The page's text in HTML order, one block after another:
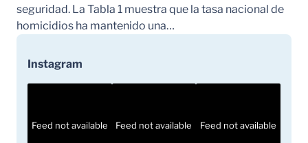
seguridad. La Tabla 1 muestra que la tasa nacional de
homicidios ha mantenido una…
Instagram
Feed not available Feed not available Feed not available